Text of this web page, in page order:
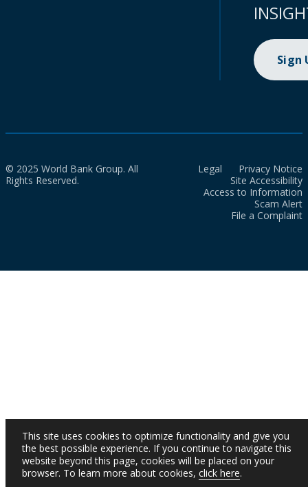
Sign
© 2025 World Bank Group. All
Rights Reserved.
Legal
Privacy Notice
Site Accessibility
Access to Information
Scam Alert
File a Complaint
This site uses cookies to optimize functionality and give you
the best possible experience. If you continue to navigate this
website beyond this page, cookies will be placed on your
browser. To learn more about cookies, click here.